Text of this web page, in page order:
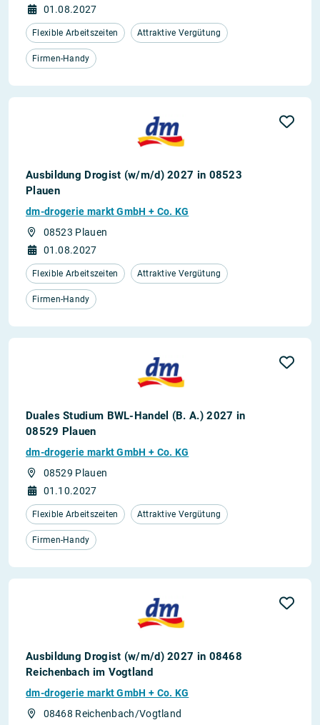
01.08.2027
Flexible Arbeitszeiten Attraktive Vergütung
Firmen-Handy
Ausbildung Drogist (w/m/d) 2027 in 08523
Plauen
dm-drogerie markt GmbH + Co. KG
08523 Plauen
01.08.2027
Flexible Arbeitszeiten Attraktive Vergütung
Firmen-Handy
Duales Studium BWL-Handel (B. A.) 2027 in
08529 Plauen
dm-drogerie markt GmbH + Co. KG
08529 Plauen
01.10.2027
Flexible Arbeitszeiten Attraktive Vergütung
Firmen-Handy
Ausbildung Drogist (w/m/d) 2027 in 08468
Reichenbach im Vogtland
dm-drogerie markt GmbH + Co. KG
08468 Reichenbach/Vogtland